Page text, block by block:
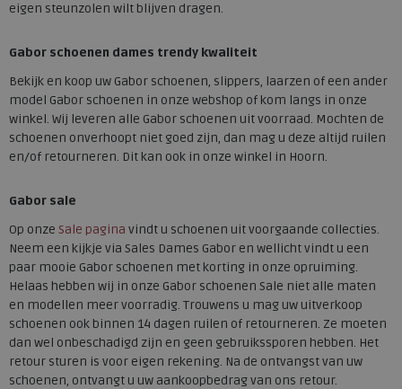
eigen steunzolen wilt blijven dragen.
Gabor schoenen dames trendy kwaliteit
Bekijk en koop uw Gabor schoenen, slippers, laarzen of een ander
model Gabor schoenen in onze webshop of kom langs in onze
winkel. Wij leveren alle Gabor schoenen uit voorraad. Mochten de
schoenen onverhoopt niet goed zijn, dan mag u deze altijd ruilen
en/of retourneren. Dit kan ook in onze winkel in Hoorn.
Gabor sale
Op onze Sale pagina vindt u schoenen uit voorgaande collecties.
Neem een kijkje via Sales Dames Gabor en wellicht vindt u een
paar mooie Gabor schoenen met korting in onze opruiming.
Helaas hebben wij in onze Gabor schoenen Sale niet alle maten
en modellen meer voorradig. Trouwens u mag uw uitverkoop
schoenen ook binnen 14 dagen ruilen of retourneren. Ze moeten
dan wel onbeschadigd zijn en geen gebruikssporen hebben. Het
retour sturen is voor eigen rekening. Na de ontvangst van uw
schoenen, ontvangt u uw aankoopbedrag van ons retour.